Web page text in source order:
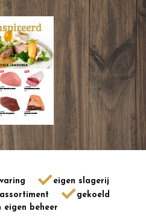
eigen slagerij
gekoeld
beheer